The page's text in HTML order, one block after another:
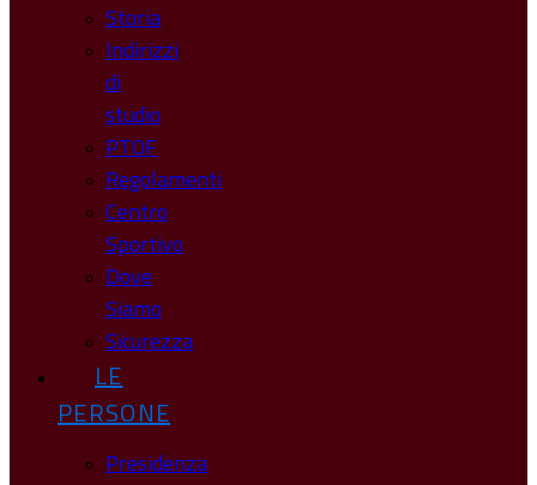
Storia
Indirizzi
di
studio
PTOF
Regolamenti
Centro
Sportivo
Dove
Siamo
Sicurezza
LE
PERSONE
Presidenza